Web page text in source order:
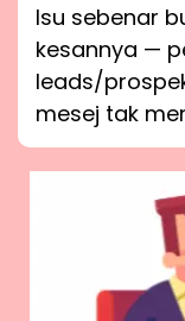
Isu sebenar
kesannya —
leads/
mesej tak